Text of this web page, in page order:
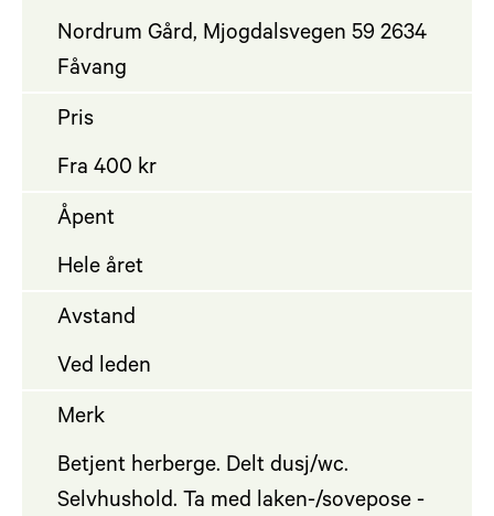
Nordrum Gård, Mjogdalsvegen 59 2634
Fåvang
Pris
Fra 400 kr
Åpent
Hele året
Avstand
Ved leden
Merk
Betjent herberge. Delt dusj/wc.
Selvhushold. Ta med laken-/sovepose -